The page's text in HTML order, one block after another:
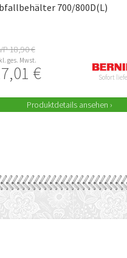
700/800D(L)
18,90 €
ges. Mwst.
€ Sofort
Produktdetails ansehen ›